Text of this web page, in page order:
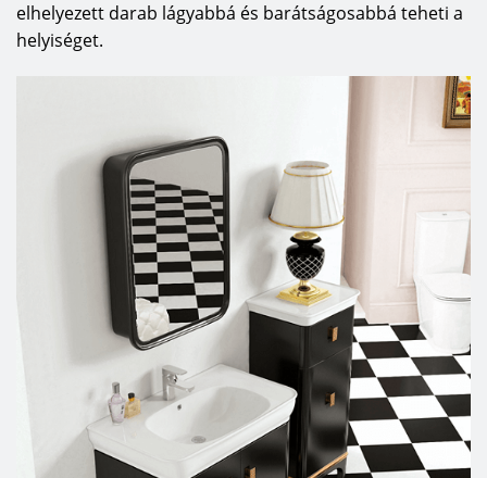
elhelyezett darab lágyabbá és barátságosabbá teheti a
helyiséget.